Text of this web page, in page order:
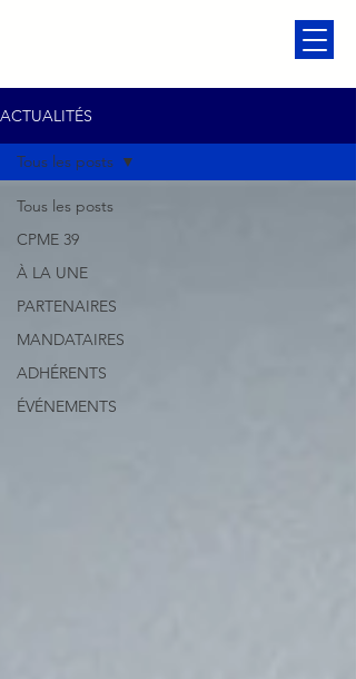
ACTUALITÉS
Tous les posts
CPME 39
À LA UNE
PARTENAIRES
MANDATAIRES
ADHÉRENTS
ÉVÉNEMENTS
Tous les posts